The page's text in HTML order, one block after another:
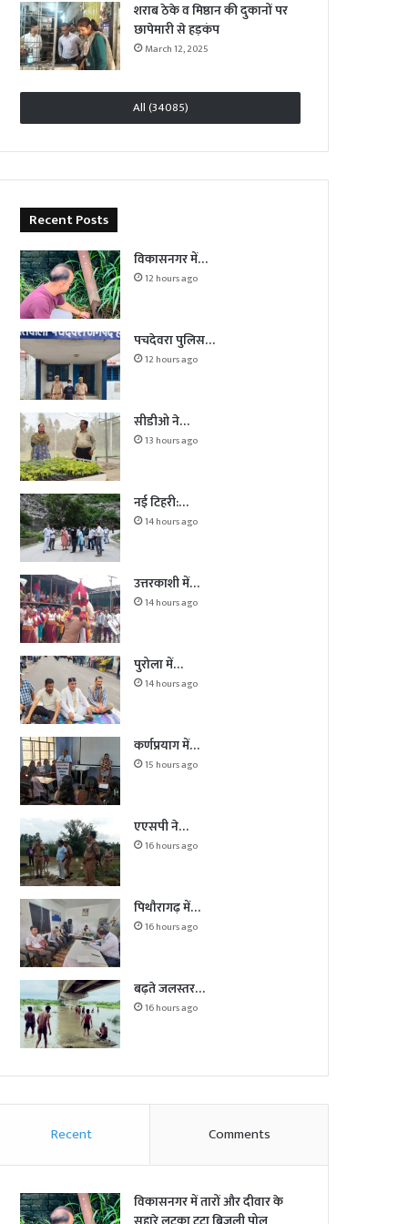
शराब ठेके व मिष्ठान की दुकानों पर
छापेमारी से हड़कंप
March 12, 2025
All (34085)
Recent Posts
विकासनगर में…
12 hours ago
पचदेवरा पुलिस…
12 hours ago
सीडीओ ने…
13 hours ago
नई टिहरी:…
14 hours ago
उत्तरकाशी में…
14 hours ago
पुरोला में…
14 hours ago
कर्णप्रयाग में…
15 hours ago
एएसपी ने…
16 hours ago
पिथौरागढ़ में…
16 hours ago
बढ़ते जलस्तर…
16 hours ago
Recent Comments
विकासनगर में तारों और दीवार के